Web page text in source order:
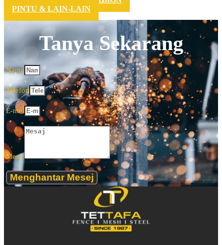
PINTU & LAIN-LAIN
Tanya Sekarang
Nama
Telefon
E-mel
Mesaj
Menghantar Mesej